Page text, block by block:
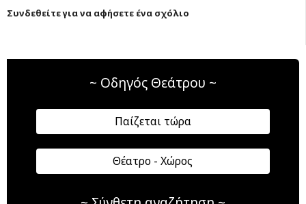
Συνδεθείτε για να αφήσετε ένα σχόλιο
~ Οδηγός Θεάτρου ~
Παίζεται τώρα
Θέατρο - Χώρος